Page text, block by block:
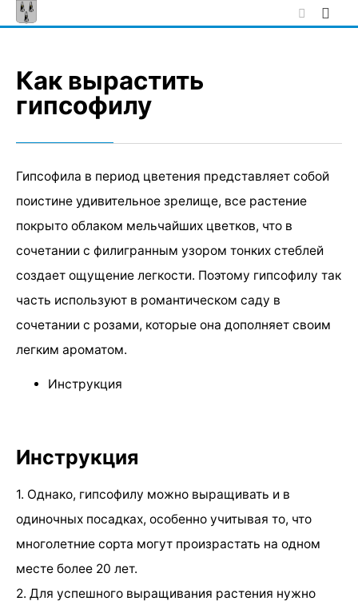
Skip
to
Как вырастить
гипсофилу
Гипсофила в период цветения представляет собой
поистине удивительное зрелище, все растение
покрыто облаком мельчайших цветков, что в
сочетании с филигранным узором тонких стеблей
создает ощущение легкости. Поэтому гипсофилу так
часть используют в романтическом саду в
сочетании с розами, которые она дополняет своим
легким ароматом.
Инструкция
Инструкция
1. Однако, гипсофилу можно выращивать и в
одиночных посадках, особенно учитывая то, что
многолетние сорта могут произрастать на одном
месте более 20 лет.
2. Для успешного выращивания растения нужно